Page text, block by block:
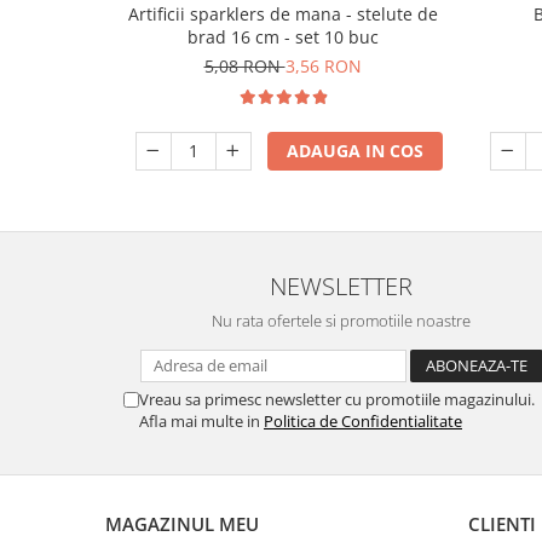
Artificii sparklers de mana - stelute de
brad 16 cm - set 10 buc
5,08 RON3,56 RON
ADAUGA IN COS
NEWSLETTER
Nu rata ofertele si promotiile noastre
Vreau sa primesc newsletter cu promotiile magazinului.
Afla mai multe in Politica de Confidentialitate
MAGAZINUL MEU CLIENTI